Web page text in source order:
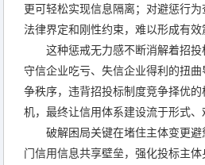
更可轻松实现信息隔离；对避惩行
法律界定和刚性约束，难以形成有效
这种惩戒无力感不断消解着招
守信企业吃亏、失信企业得利的扭
争秩序，违背招投标制度竞争择优
机，最终让信用体系建设流于形式、
破解困局关键在堵住主体变更
门信用信息共享壁垒，强化投标主